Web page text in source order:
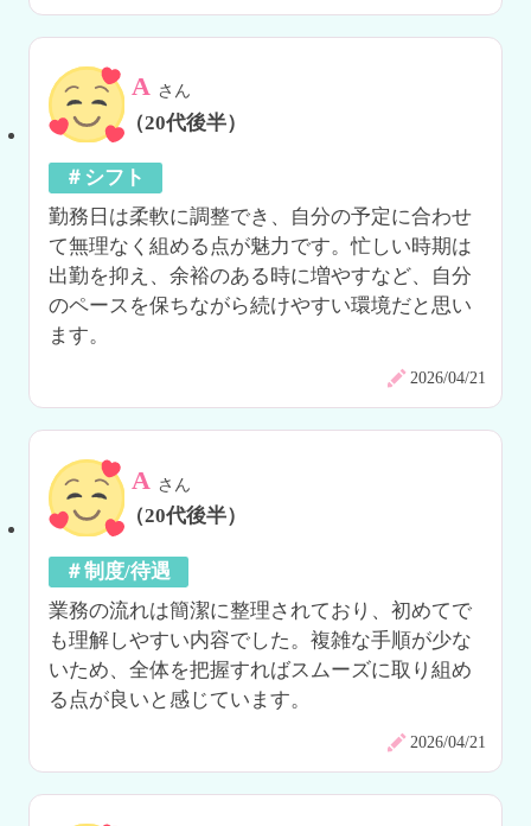
A さん
（20代後半）
＃シフト
勤務日は柔軟に調整でき、自分の予定に合わせ
て無理なく組める点が魅力です。忙しい時期は
出勤を抑え、余裕のある時に増やすなど、自分
のペースを保ちながら続けやすい環境だと思い
ます。
2026/04/21
A さん
（20代後半）
＃制度/待遇
業務の流れは簡潔に整理されており、初めてで
も理解しやすい内容でした。複雑な手順が少な
いため、全体を把握すればスムーズに取り組め
る点が良いと感じています。
2026/04/21